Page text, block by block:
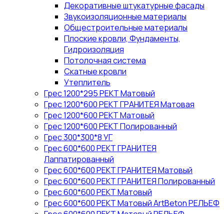
Декоративные штукатурные фасады
Звукоизоляционные материалы
Общестроительные материалы
Плоские кровли, Фундаменты,
Гидроизоляция
Потолочная система
Скатные кровли
Утеплитель
Грес 1200*295 РЕКТ Матовый
Грес 1200*600 РЕКТ ГРАНИТЕЯ Матовая
Грес 1200*600 РЕКТ Матовый
Грес 1200*600 РЕКТ Полированный
Грес 300*300*8 УГ
Грес 600*600 РЕКТ ГРАНИТЕЯ
Лаппатированный
Грес 600*600 РЕКТ ГРАНИТЕЯ Матовый
Грес 600*600 РЕКТ ГРАНИТЕЯ Полированный
Грес 600*600 РЕКТ Матовый
Грес 600*600 РЕКТ Матовый ArtBeton РЕЛЬЕФ